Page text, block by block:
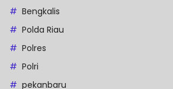
Bengkalis
Polda Riau
Polres
Polri
pekanbaru